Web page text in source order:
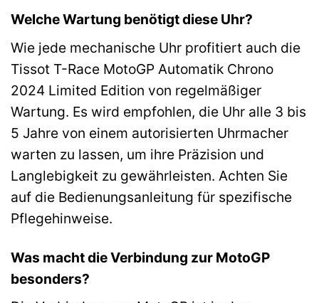
Welche Wartung benötigt diese Uhr?
Wie jede mechanische Uhr profitiert auch die
Tissot T-Race MotoGP Automatik Chrono
2024 Limited Edition von regelmäßiger
Wartung. Es wird empfohlen, die Uhr alle 3 bis
5 Jahre von einem autorisierten Uhrmacher
warten zu lassen, um ihre Präzision und
Langlebigkeit zu gewährleisten. Achten Sie
auf die Bedienungsanleitung für spezifische
Pflegehinweise.
Was macht die Verbindung zur MotoGP
besonders?